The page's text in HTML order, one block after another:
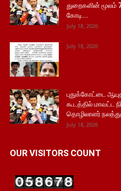
துறைகளின் மூலம்
கோடி...
July 18, 2026
July 18, 2026
புதுக்கோட்டை
கூடத்தில் மாவட்ட
தொழிலாளர்
July 18, 2026
OUR VISITORS COUNT